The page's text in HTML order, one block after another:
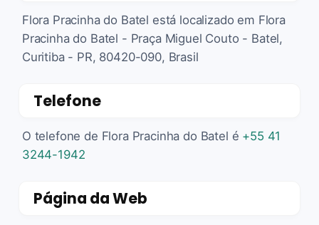
Flora Pracinha do Batel está localizado em Flora
Pracinha do Batel - Praça Miguel Couto - Batel,
Curitiba - PR, 80420-090, Brasil
Telefone
O telefone de Flora Pracinha do Batel é +55 41
3244-1942
Página da Web